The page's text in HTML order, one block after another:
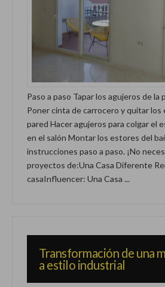
Paso a paso Tapar los agujeros de la
Poner cinta de carrocero y quitar los
pared Hacer agujeros para colgar el
en el salón Montar los estores del
instrucciones paso a paso. ¡No
proyectos de:Una Casa Diferente
casaInfluencer: Una Casa ...
Transformación de una
a estilo industrial